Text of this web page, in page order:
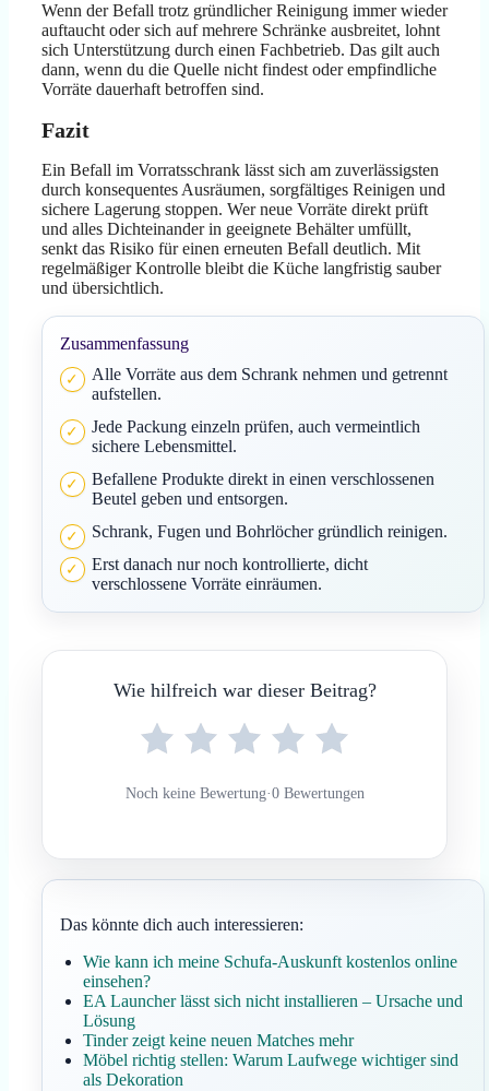
Wenn der Befall trotz gründlicher Reinigung immer wieder
auftaucht oder sich auf mehrere Schränke ausbreitet, lohnt
sich Unterstützung durch einen Fachbetrieb. Das gilt auch
dann, wenn du die Quelle nicht findest oder empfindliche
Vorräte dauerhaft betroffen sind.
Fazit
Ein Befall im Vorratsschrank lässt sich am zuverlässigsten
durch konsequentes Ausräumen, sorgfältiges Reinigen und
sichere Lagerung stoppen. Wer neue Vorräte direkt prüft
und alles Dichteinander in geeignete Behälter umfüllt,
senkt das Risiko für einen erneuten Befall deutlich. Mit
regelmäßiger Kontrolle bleibt die Küche langfristig sauber
und übersichtlich.
Zusammenfassung
Alle Vorräte aus dem Schrank nehmen und getrennt
aufstellen.
Jede Packung einzeln prüfen, auch vermeintlich
sichere Lebensmittel.
Befallene Produkte direkt in einen verschlossenen
Beutel geben und entsorgen.
Schrank, Fugen und Bohrlöcher gründlich reinigen.
Erst danach nur noch kontrollierte, dicht
verschlossene Vorräte einräumen.
Wie hilfreich war dieser Beitrag?
Noch keine Bewertung·0 Bewertungen
Das könnte dich auch interessieren:
Wie kann ich meine Schufa-Auskunft kostenlos online
einsehen?
EA Launcher lässt sich nicht installieren – Ursache und
Lösung
Tinder zeigt keine neuen Matches mehr
Möbel richtig stellen: Warum Laufwege wichtiger sind
als Dekoration